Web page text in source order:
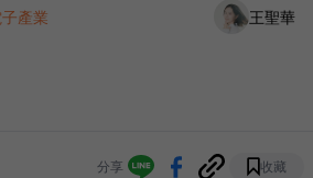
產業 王聖華
分享 收藏